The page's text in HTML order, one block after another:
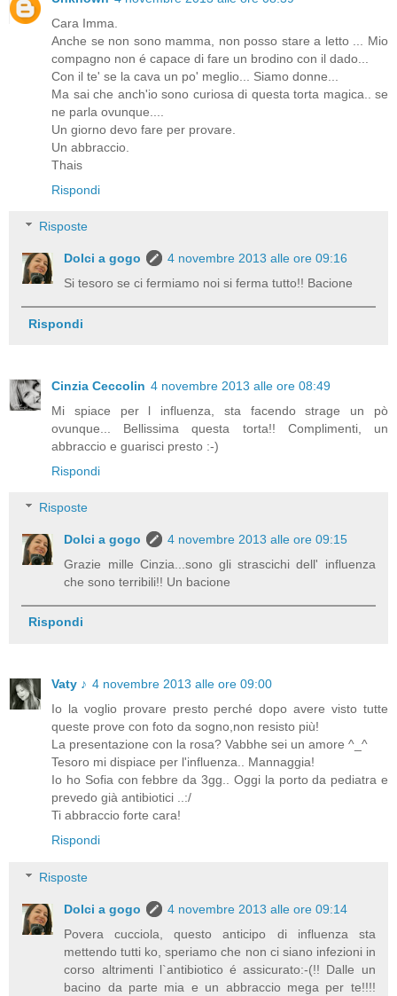
Cara Imma.
Anche se non sono mamma, non posso stare a letto ... Mio
compagno non é capace di fare un brodino con il dado...
Con il te' se la cava un po' meglio... Siamo donne...
Ma sai che anch'io sono curiosa di questa torta magica.. se
ne parla ovunque....
Un giorno devo fare per provare.
Un abbraccio.
Thais
Rispondi
Risposte
Dolci a gogo
4 novembre 2013 alle ore 09:16
Si tesoro se ci fermiamo noi si ferma tutto!! Bacione
Rispondi
Cinzia Ceccolin 4 novembre 2013 alle ore 08:49
Mi spiace per l influenza, sta facendo strage un pò
ovunque... Bellissima questa torta!! Complimenti, un
abbraccio e guarisci presto :-)
Rispondi
Risposte
Dolci a gogo
4 novembre 2013 alle ore 09:15
Grazie mille Cinzia...sono gli strascichi dell' influenza
che sono terribili!! Un bacione
Rispondi
Vaty ♪ 4 novembre 2013 alle ore 09:00
Io la voglio provare presto perché dopo avere visto tutte
queste prove con foto da sogno,non resisto più!
La presentazione con la rosa? Vabbhe sei un amore ^_^
Tesoro mi dispiace per l'influenza.. Mannaggia!
Io ho Sofia con febbre da 3gg.. Oggi la porto da pediatra e
prevedo già antibiotici ..:/
Ti abbraccio forte cara!
Rispondi
Risposte
Dolci a gogo
4 novembre 2013 alle ore 09:14
Povera cucciola, questo anticipo di influenza sta
mettendo tutti ko, speriamo che non ci siano infezioni in
corso altrimenti l`antibiotico é assicurato:-(!! Dalle un
bacino da parte mia e un abbraccio mega per te!!!!